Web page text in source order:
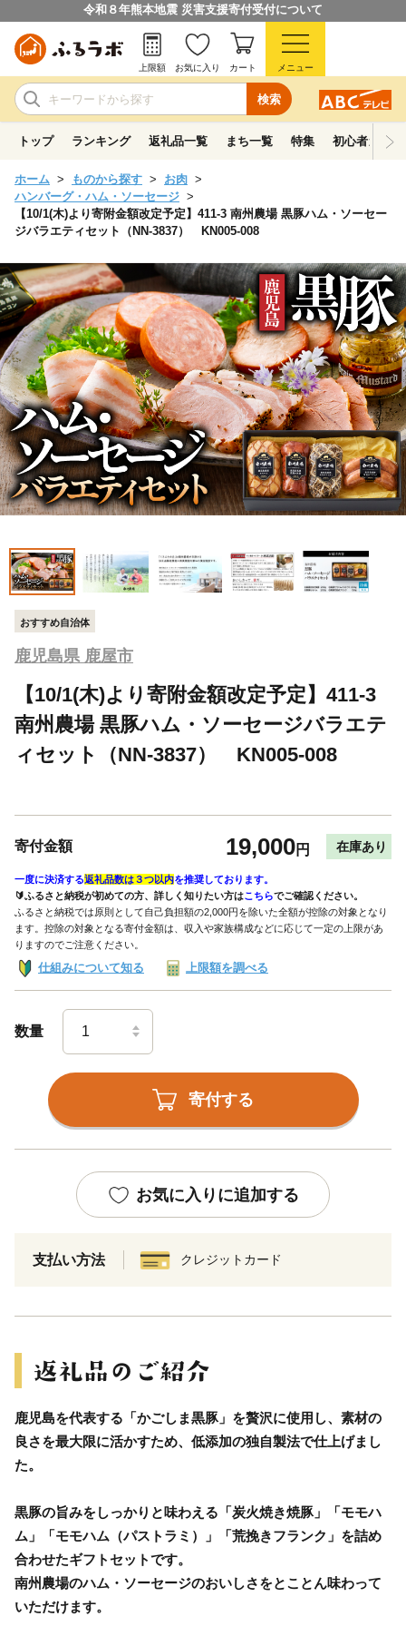
令和８年熊本地震 災害支援寄付受付について
検索
上限額 お気に入り カート メニュー
トップ ランキング 返礼品一覧 まち一覧 特集 初心者ガイド
ホーム ものから探す
お肉
ハンバーグ・ハム・ソーセージ
【10/1(木)より寄附金額改定予定】411-3 南州農場 黒豚ハム・ソーセー
ジバラエティセット（NN-3837） KN005-008
おすすめ自治体
鹿児島県 鹿屋市
【10/1(木)より寄附金額改定予定】411-3
南州農場 黒豚ハム・ソーセージバラエテ
ィセット（NN-3837） KN005-008
寄付金額 19,000円 在庫あり
一度に決済する返礼品数は３つ以内を推奨しております。
🔰ふるさと納税が初めての方、詳しく知りたい方はこちらでご確認ください。
ふるさと納税では原則として自己負担額の2,000円を除いた全額が控除の対象となり
ます。控除の対象となる寄付金額は、収入や家族構成などに応じて一定の上限があ
りますのでご注意ください。
仕組みについて知る 上限額を調べる
数量
寄付する
お気に入りに追加する
支払い方法 クレジットカード
鹿児島を代表する「かごしま黒豚」を贅沢に使用し、素材の
良さを最大限に活かすため、低添加の独自製法で仕上げまし
た。
黒豚の旨みをしっかりと味わえる「炭火焼き焼豚」「モモハ
ム」「モモハム（パストラミ）」「荒挽きフランク」を詰め
合わせたギフトセットです。
南州農場のハム・ソーセージのおいしさをとことん味わって
いただけます。